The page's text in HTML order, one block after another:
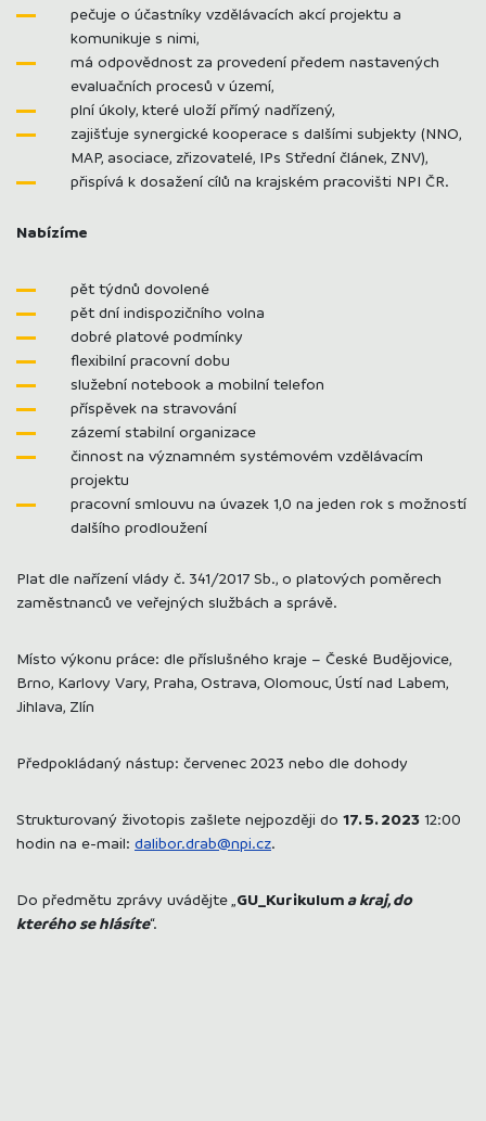
pečuje o účastníky vzdělávacích akcí projektu a
komunikuje s nimi,
má odpovědnost za provedení předem nastavených
evaluačních procesů v území,
plní úkoly, které uloží přímý nadřízený,
zajišťuje synergické kooperace s dalšími subjekty (NNO,
MAP, asociace, zřizovatelé, IPs Střední článek, ZNV),
přispívá k dosažení cílů na krajském pracovišti NPI ČR.
Nabízíme
pět týdnů dovolené
pět dní indispozičního volna
dobré platové podmínky
flexibilní pracovní dobu
služební notebook a mobilní telefon
příspěvek na stravování
zázemí stabilní organizace
činnost na významném systémovém vzdělávacím
projektu
pracovní smlouvu na úvazek 1,0 na jeden rok s možností
dalšího prodloužení
Plat dle nařízení vlády č. 341/2017 Sb., o platových poměrech
zaměstnanců ve veřejných službách a správě.
Místo výkonu práce: dle příslušného kraje – České Budějovice,
Brno, Karlovy Vary, Praha, Ostrava, Olomouc, Ústí nad Labem,
Jihlava, Zlín
Předpokládaný nástup: červenec 2023 nebo dle dohody
Strukturovaný životopis zašlete nejpozději do 17. 5. 2023 12:00
hodin na e-mail: dalibor.drab@npi.cz.
Do předmětu zprávy uvádějte „ GU_Kurikuluma kraj, do
kterého se hlásíte“.